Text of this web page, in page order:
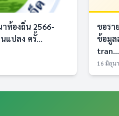
ท้องถิ่น 2566-
แปลง ครั้...
ขอรา
ข้อมูล
tran...
16 มิถุน